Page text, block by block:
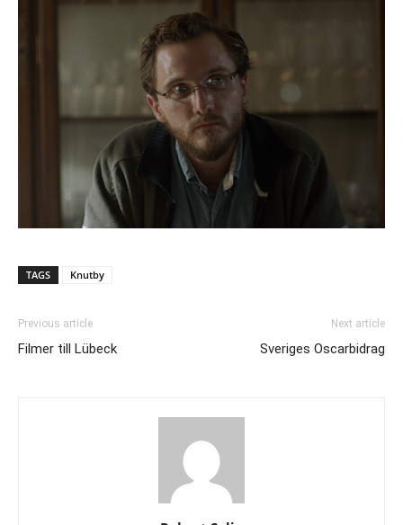
TAGS Knutby
Previous article
Filmer till Lübeck
Next article
Sveriges Oscarbidrag